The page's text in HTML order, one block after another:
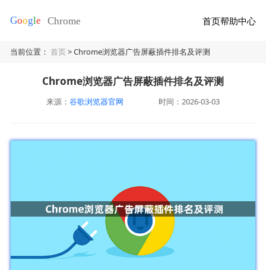
首页帮助中心
当前位置：首页> Chrome浏览器广告屏蔽插件排名及评测
Chrome浏览器广告屏蔽插件排名及评测
来源： 谷歌浏览器官网 时间：2026-03-03